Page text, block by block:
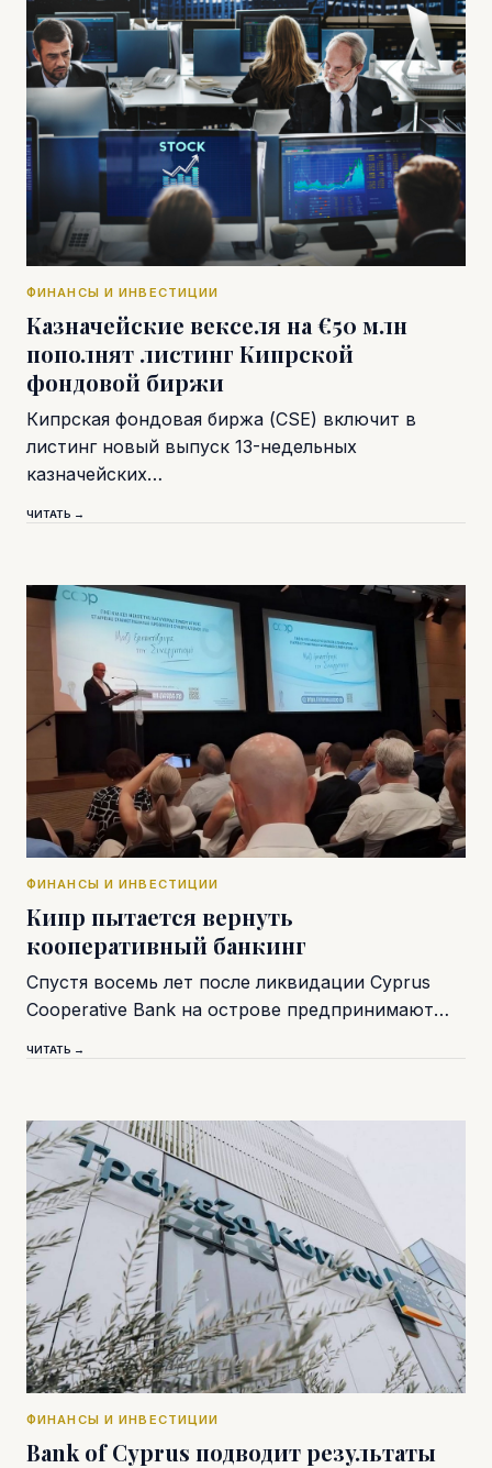
ФИНАНСЫ И ИНВЕСТИЦИИ
Казначейские векселя на €50 млн
пополнят листинг Кипрской
фондовой биржи
Кипрская фондовая биржа (CSE) включит в
листинг новый выпуск 13-недельных
казначейских…
ЧИТАТЬ →
ФИНАНСЫ И ИНВЕСТИЦИИ
Кипр пытается вернуть
кооперативный банкинг
Спустя восемь лет после ликвидации Cyprus
Cooperative Bank на острове предпринимают…
ЧИТАТЬ →
ФИНАНСЫ И ИНВЕСТИЦИИ
Bank of Cyprus подводит результаты